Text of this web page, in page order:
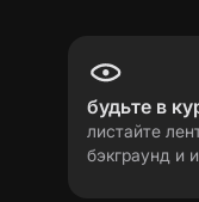
будьте в
листайте
бэкграунд и